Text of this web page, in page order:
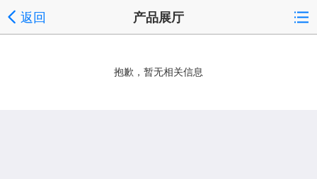
返回 产品展厅
抱歉，暂无相关信息